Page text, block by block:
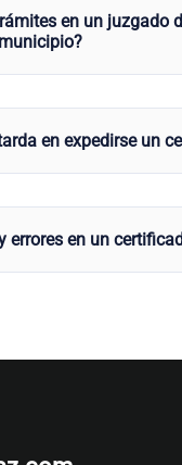
en un juzgado
en expedirse un
errores en un